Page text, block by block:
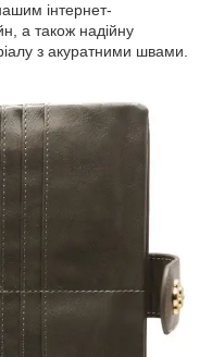
інтернет-
а також надійну
з акуратними швами.